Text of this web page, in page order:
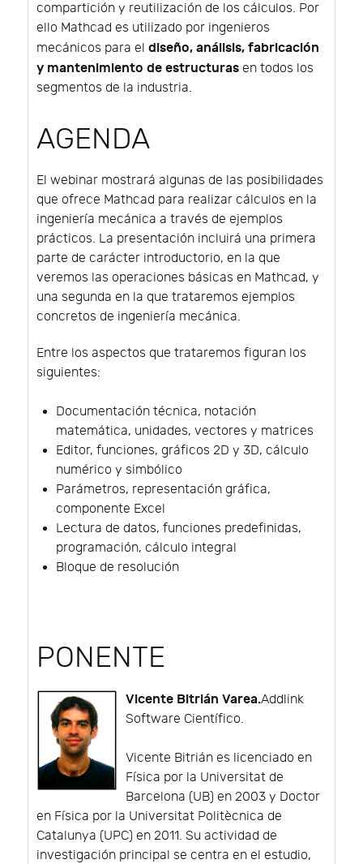
compartición y reutilización de los cálculos. Por
ello Mathcad es utilizado por ingenieros
mecánicos para el diseño, análisis, fabricación
y mantenimiento de estructuras en todos los
segmentos de la industria.
AGENDA
El webinar mostrará algunas de las posibilidades
que ofrece Mathcad para realizar cálculos en la
ingeniería mecánica a través de ejemplos
prácticos. La presentación incluirá una primera
parte de carácter introductorio, en la que
veremos las operaciones básicas en Mathcad, y
una segunda en la que trataremos ejemplos
concretos de ingeniería mecánica.
Entre los aspectos que trataremos figuran los
siguientes:
Documentación técnica, notación
matemática, unidades, vectores y matrices
Editor, funciones, gráficos 2D y 3D, cálculo
numérico y simbólico
Parámetros, representación gráfica,
componente Excel
Lectura de datos, funciones predefinidas,
programación, cálculo integral
Bloque de resolución
PONENTE
Vicente Bitrián Varea.Addlink
Software Científico.
Vicente Bitrián es licenciado en
Física por la Universitat de
Barcelona (UB) en 2003 y Doctor
en Física por la Universitat Politècnica de
Catalunya (UPC) en 2011. Su actividad de
investigación principal se centra en el estudio,